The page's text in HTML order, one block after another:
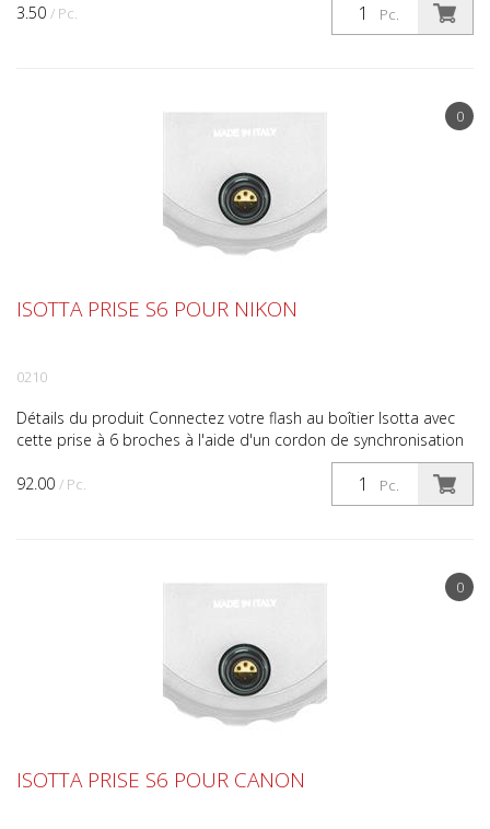
3.50 / Pc. Pc.
0
92.00 / Pc. Pc.
ISOTTA PRISE S6 POUR NIKON
0210
Détails du produit Connectez votre flash au boîtier Isotta avec
cette prise à 6 broches à l'aide d'un cordon de synchronisation
0
ISOTTA PRISE S6 POUR CANON